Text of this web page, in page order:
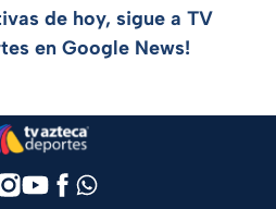
de hoy, sigue a TV
en Google News!